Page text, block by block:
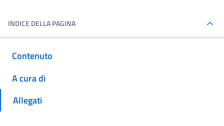
INDICE DELLA PAGINA
Contenuto
A cura di
Allegati